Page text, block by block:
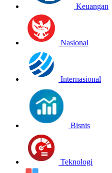
Keuangan
Nasional
Internasional
Bisnis
Teknologi